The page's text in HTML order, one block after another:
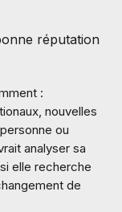
réputation
:
nouvelles
ou
analyser sa
elle recherche
de